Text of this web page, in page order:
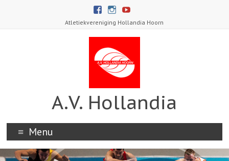
Atletiekvereniging Hollandia Hoorn
A.V. Hollandia
Menu